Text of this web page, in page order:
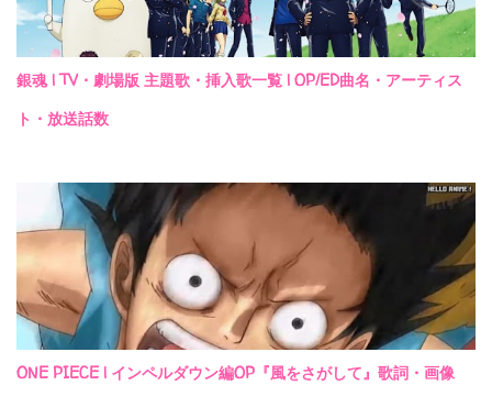
銀魂 | TV・劇場版 主題歌・挿入歌一覧 | OP/ED曲名・アーティス
ト・放送話数
ONE PIECE | インペルダウン編OP『風をさがして』歌詞・画像